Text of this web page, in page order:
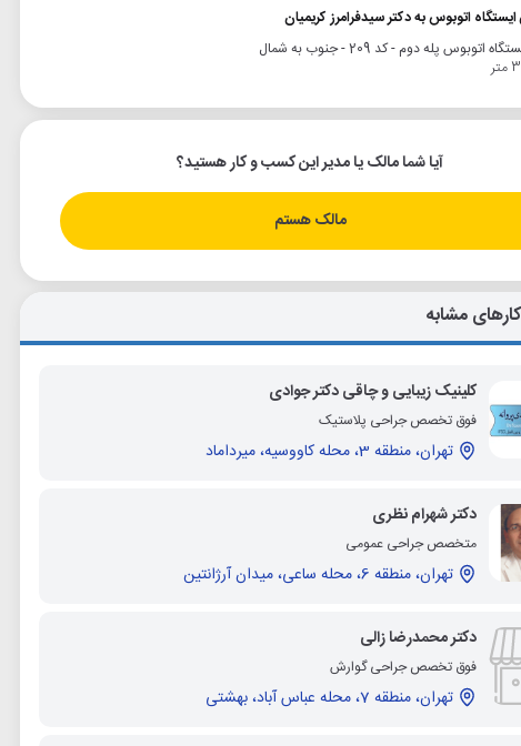
اتوبوس به دکتر سیدفرامرز کریمیان
اتوبوس پله دوم - کد 209 - جنوب به شمال
آیا شما مالک یا مدیر این کسب و کار هستید؟
مالک هستم
مشابه
کلینیک زیبایی و چاقی دکتر جوادی
فوق تخصص جراحی پلاستیک
تهران، منطقه 3، محله کاووسیه، میرداماد
دکتر شهرام نظری
متخصص جراحی عمومی
تهران، منطقه 6، محله ساعی، میدان آرژانتین
دکتر محمدرضا زالی
فوق تخصص جراحی گوارش
تهران، منطقه 7، محله عباس آباد، بهشتی